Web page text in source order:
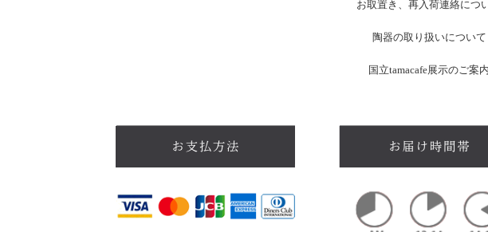
お取置き、再入荷連絡につ
陶器の取り扱いについて
国立tamacafe展示のご案